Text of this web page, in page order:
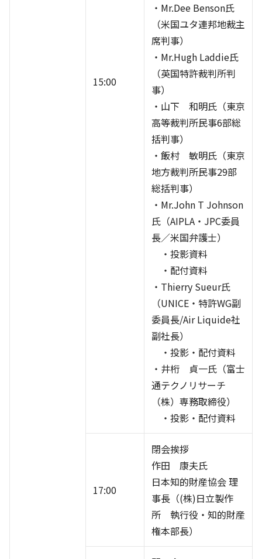
15:00
・Mr.Dee Benson氏
（米国ユタ連邦地裁主
席判事）
・Mr.Hugh Laddie氏
（英国特許裁判所判
事）
・山下 和明氏（東京
高等裁判所民事6部総
括判事）
・飯村 敏明氏（東京
地方裁判所民事29部
総括判事）
・Mr.John T Johnson
氏（AIPLA・JPC委員
長／米国弁護士）
・投影資料
・配付資料
・Thierry Sueur氏
（UNICE・特許WG副
委員長/Air Liquide社
副社長）
・投影・配付資料
・井桁 貞一氏（富士
通テクノリサーチ
（株）専務取締役）
・投影・配付資料
17:00
閉会挨拶
作田 康夫氏
日本知的財産協会 理
事長（(株)日立製作
所 執行役・知的財産
権本部長）